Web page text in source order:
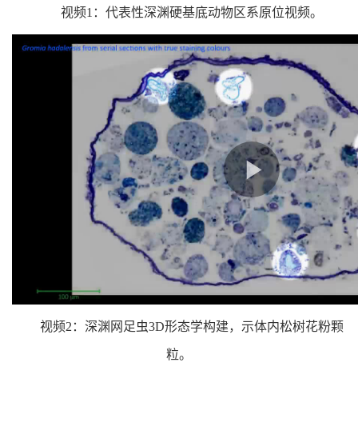
视频1：代表性深渊硬基底动物区系原位视频。
视频2：深渊网足虫3D形态学构建，示体内松树花粉颗
粒。